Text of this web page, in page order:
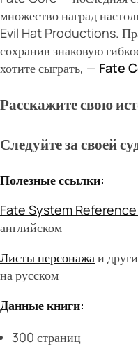
множество наград
Evil Hat Productions.
сохранив знаковую
хотите сыграть, — Fate
Расскажите свою
Следуйте за своей
Полезные ссылки:
Fate System
английском
Листы персонажаи
на русском
Данные книги:
300 страниц